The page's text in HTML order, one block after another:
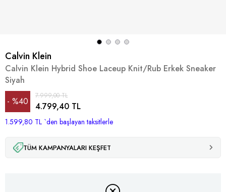
Calvin Klein
Calvin Klein Hybrid Shoe Laceup Knit/Rub Erkek Sneaker
Siyah
%40
İndirim
7.999,00 TL
4.799,40 TL
1.599,80 TL `den başlayan taksitlerle
TÜM KAMPANYALARI KEŞFET